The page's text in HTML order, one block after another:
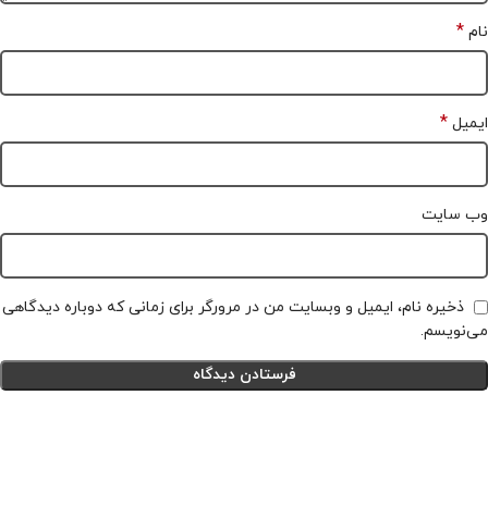
نام *
ایمیل *
وب‌ سایت
ذخیره نام، ایمیل و وبسایت من در مرورگر برای زمانی که دوباره دیدگاهی
می‌نویسم.